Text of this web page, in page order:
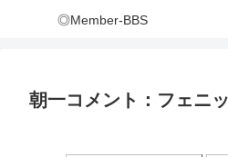
◎Member-BBS
朝一コメント：フェニ